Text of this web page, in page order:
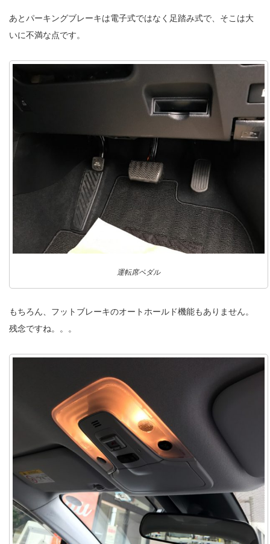
あとパーキングブレーキは電子式ではなく足踏み式で、そこは大
いに不満な点です。
運転席ペダル
もちろん、フットブレーキのオートホールド機能もありません。
残念ですね。。。